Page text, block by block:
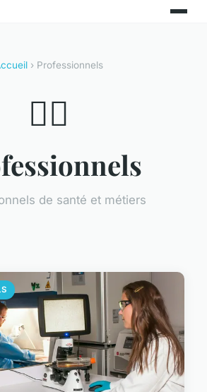
› Professionnels
👨‍⚕️
de santé et métiers